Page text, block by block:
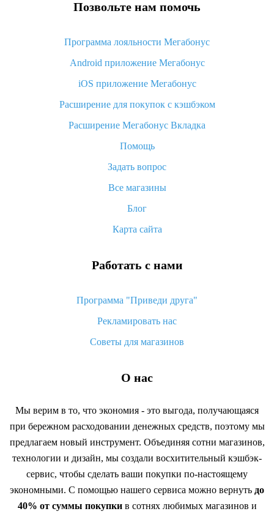
Что делать, если Алиэкспресс просит ввести паспортные
Как узнать, куда пришла посылка с Алиэкспресс
Вы отменили заказ на Алиэкспресс, когда вернут деньги?
Что такое баллы на Алиэкспресс, как их получить и
«AliExpress Standard Shipping»: что это за метод доставки и
как его отслеживать
Как покупать оптом на Алиэкспресс
Что делать, если не пришел товар с Алиэкспресс
возврата денег
Позвольте нам помочь
Программа лояльности Мегабонус
Android приложение Мегабонус
iOS приложение Мегабонус
Расширение для покупок с кэшбэком
Расширение Мегабонус Вкладка
Помощь
Задать вопрос
Все магазины
Блог
Карта сайта
Работать с нами
Программа "Приведи друга"
Рекламировать нас
Советы для магазинов
О нас
Мы верим в то, что экономия - это выгода, получающаяся
при бережном расходовании денежных средств, поэтому мы
предлагаем новый инструмент. Объединяя сотни магазинов,
технологии и дизайн, мы создали восхитительный кэшбэк-
сервис, чтобы сделать ваши покупки по-настоящему
экономными. С помощью нашего сервиса можно вернуть до
40% от суммы покупкив сотнях любимых магазинов и